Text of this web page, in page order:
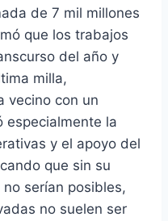
de 7 mil millones
que los trabajos
del año y
milla,
vecino con un
especialmente la
y el apoyo del
que sin su
serían posibles,
no suelen ser